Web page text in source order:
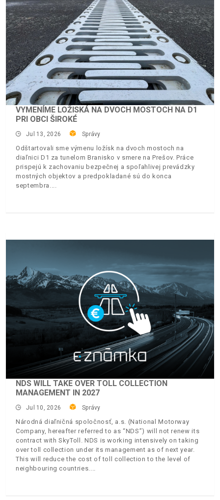
VYMENÍME LOŽISKÁ NA DVOCH MOSTOCH NA D1
PRI OBCI ŠIROKÉ
Jul 13, 2026 Správy
Odštartovali sme výmenu ložísk na dvoch mostoch na
diaľnici D1 za tunelom Branisko v smere na Prešov. Práce
prispejú k zachovaniu bezpečnej a spoľahlivej prevádzky
mostných objektov a predpokladané sú do konca
septembra.
NDS WILL TAKE OVER TOLL COLLECTION
MANAGEMENT IN 2027
Jul 10, 2026 Správy
Národná diaľničná spoločnosť, a.s. (National Motorway
Company, hereafter referred to as “NDS”) will not renew its
contract with SkyToll. NDS is working intensively on taking
over toll collection under its management as of next year.
This will reduce the cost of toll collection to the level of
neighbouring countries.